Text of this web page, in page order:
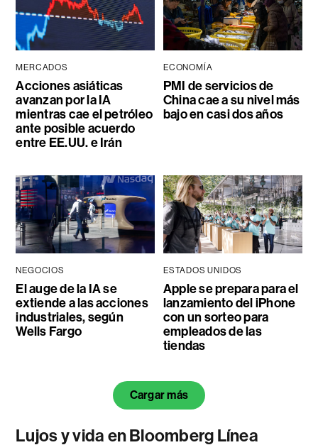
MERCADOS
Acciones asiáticas
avanzan por la IA
mientras cae el petróleo
ante posible acuerdo
entre EE.UU. e Irán
ECONOMÍA
PMI de servicios de
China cae a su nivel más
bajo en casi dos años
NEGOCIOS
El auge de la IA se
extiende a las acciones
industriales, según
Wells Fargo
ESTADOS UNIDOS
Apple se prepara para el
lanzamiento del iPhone
con un sorteo para
empleados de las
tiendas
Cargar más
Lujos y vida en Bloomberg Línea